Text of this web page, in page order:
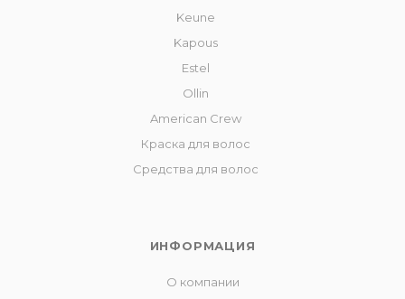
Keune
Kapous
Estel
Ollin
American Crew
Краска для волос
Средства для волос
ИНФОРМАЦИЯ
О компании